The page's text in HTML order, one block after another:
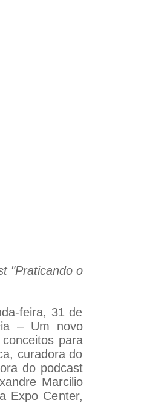
"Praticando o
feira, 31 de
– Um novo
para
curadora do
do podcast
Marcilio
Expo Center,